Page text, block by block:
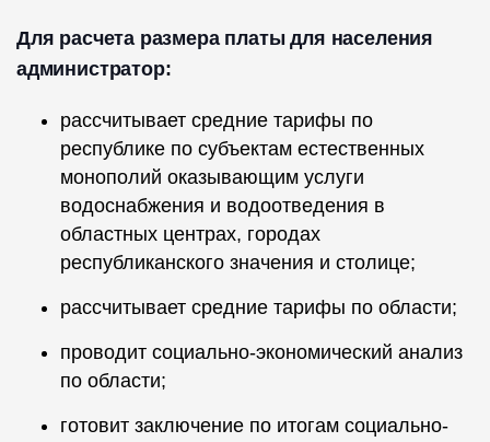
Для расчета размера платы для населения
администратор:
рассчитывает средние тарифы по
республике по субъектам естественных
монополий оказывающим услуги
водоснабжения и водоотведения в
областных центрах, городах
республиканского значения и столице;
рассчитывает средние тарифы по области;
проводит социально-экономический анализ
по области;
готовит заключение по итогам социально-